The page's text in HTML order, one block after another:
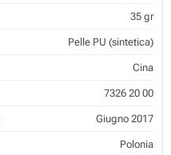
35 gr
Pelle PU (sintetica)
Cina
7326 20 00
Giugno 2017
Polonia